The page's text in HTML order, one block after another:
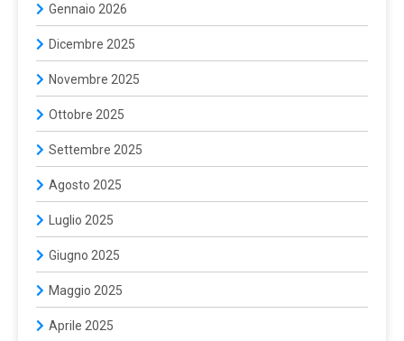
Gennaio 2026
Dicembre 2025
Novembre 2025
Ottobre 2025
Settembre 2025
Agosto 2025
Luglio 2025
Giugno 2025
Maggio 2025
Aprile 2025